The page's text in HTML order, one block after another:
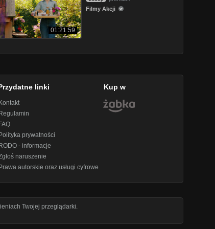
01:21:59
Filmy Akcji
linki
Kontakt
Regulamin
FAQ
Polityka prywatności
RODO - informacje
naruszenie
Prawa autorskie oraz usługi cyfrowe
Kup w
Twojej przeglądarki.